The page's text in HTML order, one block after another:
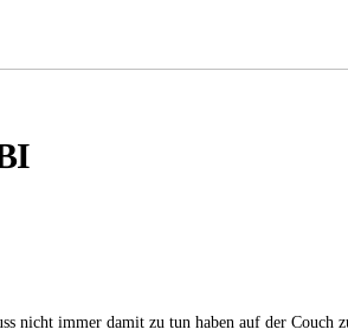
nicht immer damit zu tun haben auf der Couch